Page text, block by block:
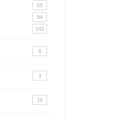
55
94
143
8
3
19